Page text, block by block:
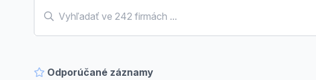
Odporúčané záznamy